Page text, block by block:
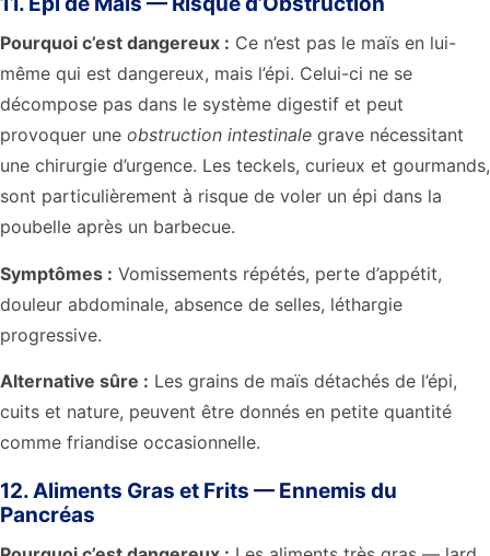
Pourquoi c’est dangereux : Ce n’est pas le maïs en lui-
même qui est dangereux, mais l’épi. Celui-ci ne se
décompose pas dans le système digestif et peut
provoquer une obstruction intestinale grave nécessitant
une chirurgie d’urgence. Les teckels, curieux et gourmands,
sont particulièrement à risque de voler un épi dans la
poubelle après un barbecue.
Symptômes : Vomissements répétés, perte d’appétit,
douleur abdominale, absence de selles, léthargie
progressive.
Alternative sûre : Les grains de maïs détachés de l’épi,
cuits et nature, peuvent être donnés en petite quantité
comme friandise occasionnelle.
12. Aliments Gras et Frits — Ennemis du
Pancréas